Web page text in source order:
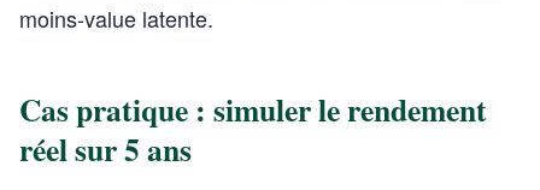
moins-value latente.
Cas pratique : simuler le rendement
réel sur 5 ans